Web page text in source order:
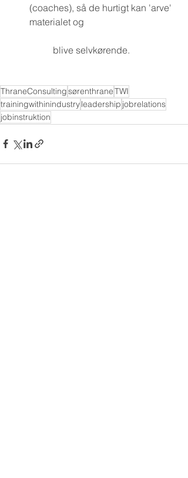
(coaches), så de hurtigt kan 'arve'
materialet og
	blive selvkørende.
ThraneConsultingsørenthraneTWI
trainingwithinindustryleadership jobrelations
jobinstruktion